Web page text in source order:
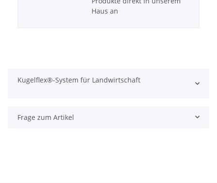
Haus an
Kugelflex®-System für Landwirtschaft
Frage zum Artikel